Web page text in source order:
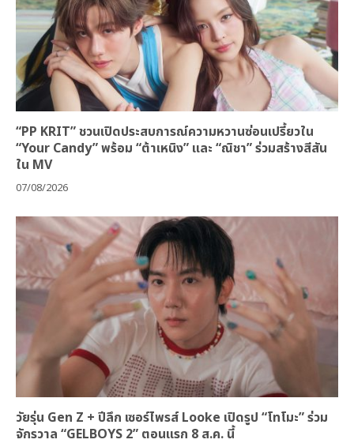
“PP KRIT” ชวนเปิดประสบการณ์ความหวานซ่อนเปรี้ยวใน
“Your Candy” พร้อม “ต้าเหนิง” และ “ณิชา” ร่วมสร้างสีสัน
ใน MV
07/08/2026
วัยรุ่น Gen Z + ปีลึก เซอร์ไพรส์ Looke เปิดรูป “โทโมะ” ร่วม
จักรวาล “GELBOYS 2” ตอนแรก 8 ส.ค. นี้